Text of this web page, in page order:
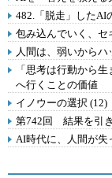
482.「脱走」したAI
包み込んでいく、セ
人間は、弱いから
「思考は行動から
へ行くことの価値
イノウーの選択
第742回 結果を引
AI時代に、人間が失